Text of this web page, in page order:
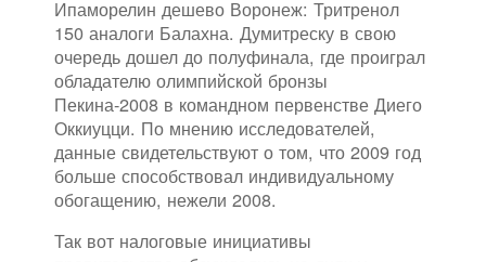
Ипаморелин дешево Воронеж: Тритренол
150 аналоги Балахна. Думитреску в свою
очередь дошел до полуфинала, где проиграл
обладателю олимпийской бронзы
Пекина-2008 в командном первенстве Диего
Оккиуцци. По мнению исследователей,
данные свидетельствуют о том, что 2009 год
больше способствовал индивидуальному
обогащению, нежели 2008.
Так вот налоговые инициативы